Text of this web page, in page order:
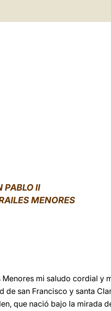
PABLO II
MENORES
mi saludo cordial y
san Francisco y santa
que nació bajo la mirada